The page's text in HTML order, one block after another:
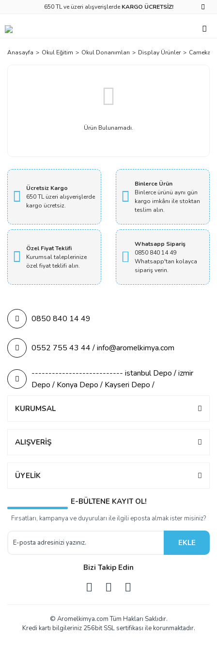
650 TL ve üzeri alışverişlerde KARGO ÜCRETSİZ!
Anasayfa Okul Eğitim Okul Donanımları Display Ürünler
Ürün Bulunamadı.
Ücretsiz Kargo
650 TL üzeri alışverişlerde
kargo ücretsiz.
Binlerce Ürün
Binlerce ürünü aynı gün
kargo imkânı ile stoktan
teslim alın.
Özel Fiyat Teklifi
Kurumsal taleplerinize
özel fiyat teklifi alın.
Whatsapp Sipariş
0850 840 14 49
Whatsapp'tan kolayca
sipariş verin.
0850 840 14 49
0552 755 43 44 / info@aromelkimya.com
--------------------------- istanbul Depo / izmir
Depo / Konya Depo / Kayseri Depo /
KURUMSAL
ALIŞVERİŞ
ÜYELİK
E-BÜLTENE KAYIT OL!
Fırsatları, kampanya ve duyuruları ile ilgili eposta almak ister misiniz?
EKLE
Bizi Takip Edin
© Aromelkimya.com Tüm Hakları Saklıdır.
Kredi kartı bilgileriniz 256bit SSL sertifikası ile korunmaktadır.